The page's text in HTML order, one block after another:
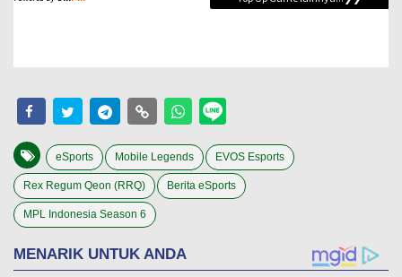
eSports Mobile Legends EVOS Esports
Rex Regum Qeon (RRQ) Berita eSports
MPL Indonesia Season 6